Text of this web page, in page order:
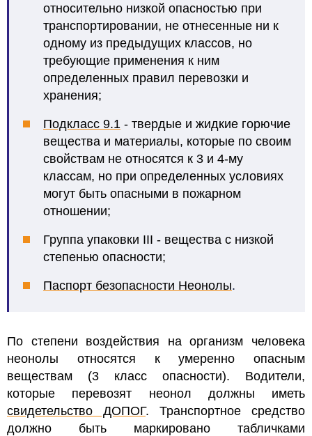
относительно низкой опасностью при
транспортировании, не отнесенные ни к
одному из предыдущих классов, но
требующие применения к ним
определенных правил перевозки и
хранения;
Подкласс 9.1 - твердые и жидкие горючие
вещества и материалы, которые по своим
свойствам не относятся к 3 и 4-му
классам, но при определенных условиях
могут быть опасными в пожарном
отношении;
Группа упаковки III - вещества с низкой
степенью опасности;
Паспорт безопасности Неонолы.
По степени воздействия на организм человека
неонолы относятся к умеренно опасным
веществам (3 класс опасности). Водители,
которые перевозят неонол должны иметь
свидетельство ДОПОГ. Транспортное средство
должно быть маркировано табличками